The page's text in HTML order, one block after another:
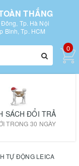
THẮNG
Tp. Hà Nội
Bình, Tp. HCM
0
SÁCH ĐỔI TRẢ
TRONG 30 NGÀY
TỰ ĐỘNG LEICA